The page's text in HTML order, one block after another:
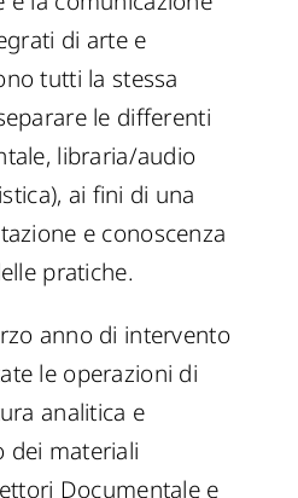
di arte e
tutti la stessa
le differenti
libraria/audio
ai fini di una
e conoscenza
pratiche.
anno di intervento
le operazioni di
analitica e
dei materiali
Documentale e